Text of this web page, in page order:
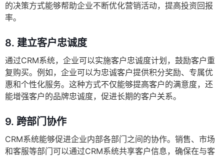
的决策方式能够帮助企业不断优化营销活动，提高投资回报
率。
8. 建立客户忠诚度
通过CRM系统，企业可以实施客户忠诚度计划，鼓励客户重
复购买。例如，企业可以为忠诚客户提供积分奖励、专属优
惠和个性化服务。这种方式不仅能够提高客户的满意度，还
能增强客户的品牌忠诚度，促进长期的客户关系。
9. 跨部门协作
CRM系统能够促进企业内部各部门之间的协作。销售、市场
和客服等部门可以通过CRM系统共享客户信息，确保在与客